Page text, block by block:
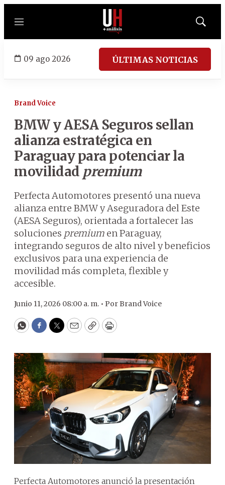
Menú
Mostrar
09 ago 2026 ÚLTIMAS NOTICIAS
Brand Voice
BMW y AESA Seguros sellan
alianza estratégica en
Paraguay para potenciar la
movilidad premium
Perfecta Automotores presentó una nueva
alianza entre BMW y Aseguradora del Este
(AESA Seguros), orientada a fortalecer las
soluciones premium en Paraguay,
integrando seguros de alto nivel y beneficios
exclusivos para una experiencia de
movilidad más completa, flexible y
accesible.
Junio 11, 2026 08:00 a. m. • PorBrand Voice
WhatsApp
Facebook
Twitter
EmailCopyPrint
Perfecta Automotores anunció la presentación